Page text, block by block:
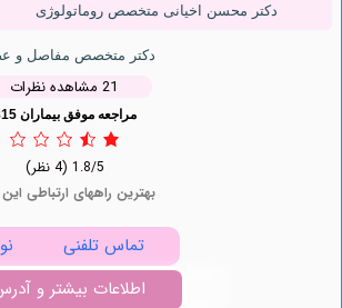
دکتر محسن اخیانی متخصص روماتولوژی
دکتر متخصص مفاصل و عضلات
مراجعه موفق بیماران 815
بهترین راههای ارتباطی این دکتر
تماس تلفنی
نوبت دهی
اطلاعات بیشتر و آدرس